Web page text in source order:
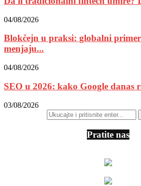
04/08/2026
Blokčejn u praksi: globalni
menjaju...
04/08/2026
SEO u 2026: kako Google danas
03/08/2026
Pratite nas